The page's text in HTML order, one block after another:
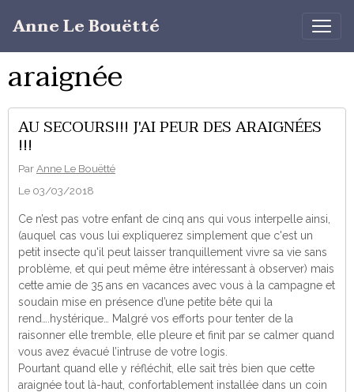
Anne Le Bouëtté
araignée
AU SECOURS!!! J'AI PEUR DES ARAIGNÉES
!!!
Par Anne Le Bouëtté
Le 03/03/2018
Ce n’est pas votre enfant de cinq ans qui vous interpelle ainsi,
(auquel cas vous lui expliquerez simplement que c'est un
petit insecte qu'il peut laisser tranquillement vivre sa vie sans
problème, et qui peut même être intéressant à observer) mais
cette amie de 35 ans en vacances avec vous à la campagne et
soudain mise en présence d’une petite bête qui la
rend….hystérique… Malgré vos efforts pour tenter de la
raisonner elle tremble, elle pleure et finit par se calmer quand
vous avez évacué l’intruse de votre logis.
Pourtant quand elle y réfléchit, elle sait très bien que cette
araignée tout là-haut, confortablement installée dans un coin